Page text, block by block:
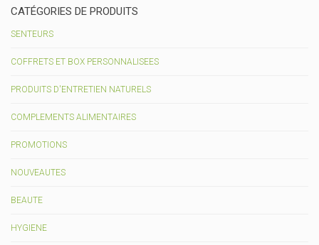
CATÉGORIES DE PRODUITS
SENTEURS
COFFRETS ET BOX PERSONNALISEES
PRODUITS D'ENTRETIEN NATURELS
COMPLEMENTS ALIMENTAIRES
PROMOTIONS
NOUVEAUTES
BEAUTE
HYGIENE